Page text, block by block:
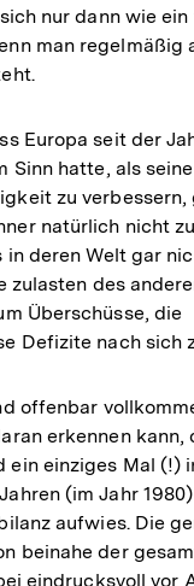
nur dann wie
man regelmäßig
Europa seit der
Sinn hatte, als seine
zu verbessern,
natürlich nicht
in deren Welt gar
zulasten des
Überschüsse, die
Defizite nach sich
offenbar
erkennen kann,
ein einziges Mal (!)
(im Jahr
aufwies. Die
beinahe der
eindrucksvoll vor